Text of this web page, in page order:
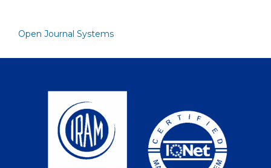
Open Journal Systems